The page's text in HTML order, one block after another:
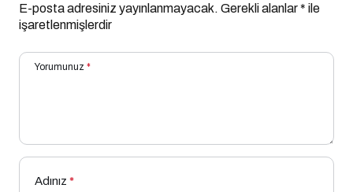
E-posta adresiniz yayınlanmayacak. Gerekli alanlar* ile
işaretlenmişlerdir
Yorumunuz *
Adınız *